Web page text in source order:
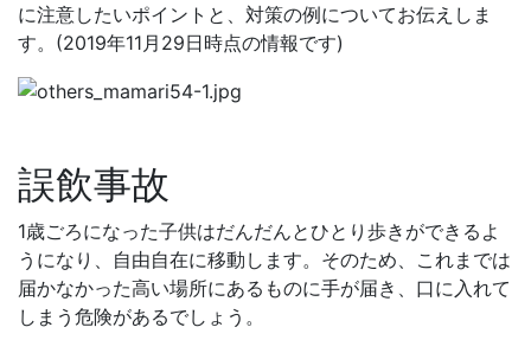
に注意したいポイントと、対策の例についてお伝えしま
す。(2019年11月29日時点の情報です)
誤飲事故
1歳ごろになった子供はだんだんとひとり歩きができるよ
うになり、自由自在に移動します。そのため、これまでは
届かなかった高い場所にあるものに手が届き、口に入れて
しまう危険があるでしょう。